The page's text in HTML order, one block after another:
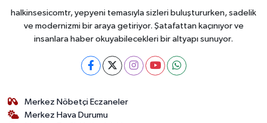
halkinsesicomtr, yepyeni temasıyla sizleri buluştururken, sadelik
ve modernizmi bir araya getiriyor. Şatafattan kaçınıyor ve
insanlara haber okuyabilecekleri bir altyapı sunuyor.
Merkez Nöbetçi Eczaneler
Merkez Hava Durumu